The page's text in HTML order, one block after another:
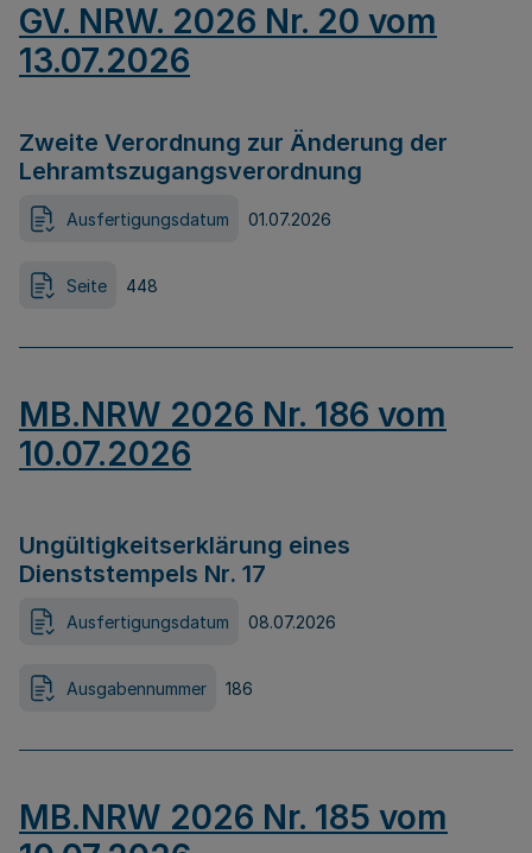
GV. NRW. 2026 Nr. 20 vom
13.07.2026
Zweite Verordnung zur Änderung der
Lehramtszugangsverordnung
Ausfertigungsdatum 01.07.2026
Seite 448
MB.NRW 2026 Nr. 186 vom
10.07.2026
Ungültigkeitserklärung eines
Dienststempels Nr. 17
Ausfertigungsdatum 08.07.2026
Ausgabennummer 186
MB.NRW 2026 Nr. 185 vom